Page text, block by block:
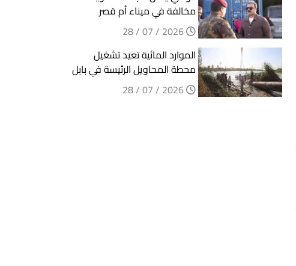
مخالفة في ميناء أم قصر
الموارد المائية تعيد تشغيل
محطة المحاويل الرئيسة في بابل